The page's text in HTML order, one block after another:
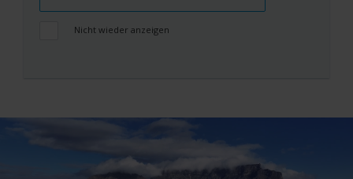
Nicht wieder anzeigen